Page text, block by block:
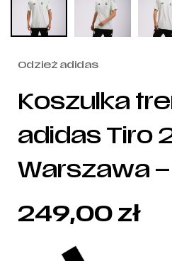
Odzież adidas
Koszulka
adidas Tiro
Warszawa
249,00 zł